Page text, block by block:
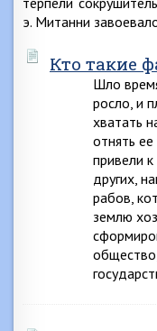
э. Митанни
Кто такие
Шло
росло, и
хватать
отнять
привели
других,
рабов,
землю